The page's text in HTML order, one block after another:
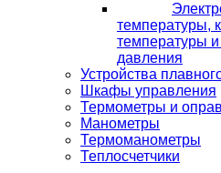
температуры,
температуры
давления
Устройства
Шкафы управления
Термометры и
Манометры
Термоманометры
Теплосчетчики